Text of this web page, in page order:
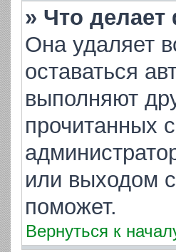
» Что
Она удаляет
оставаться
выполняют
прочитанных
или выходом
поможет.
Вернуться к